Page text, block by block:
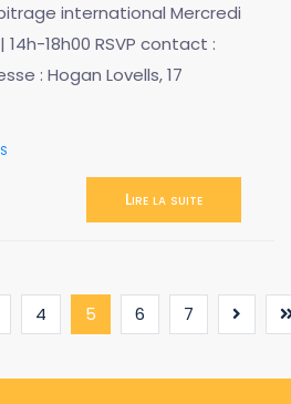
international Mercredi
18h00 RSVP contact :
: Hogan Lovells, 17
Lire la suite
4 5 (current)
6 7